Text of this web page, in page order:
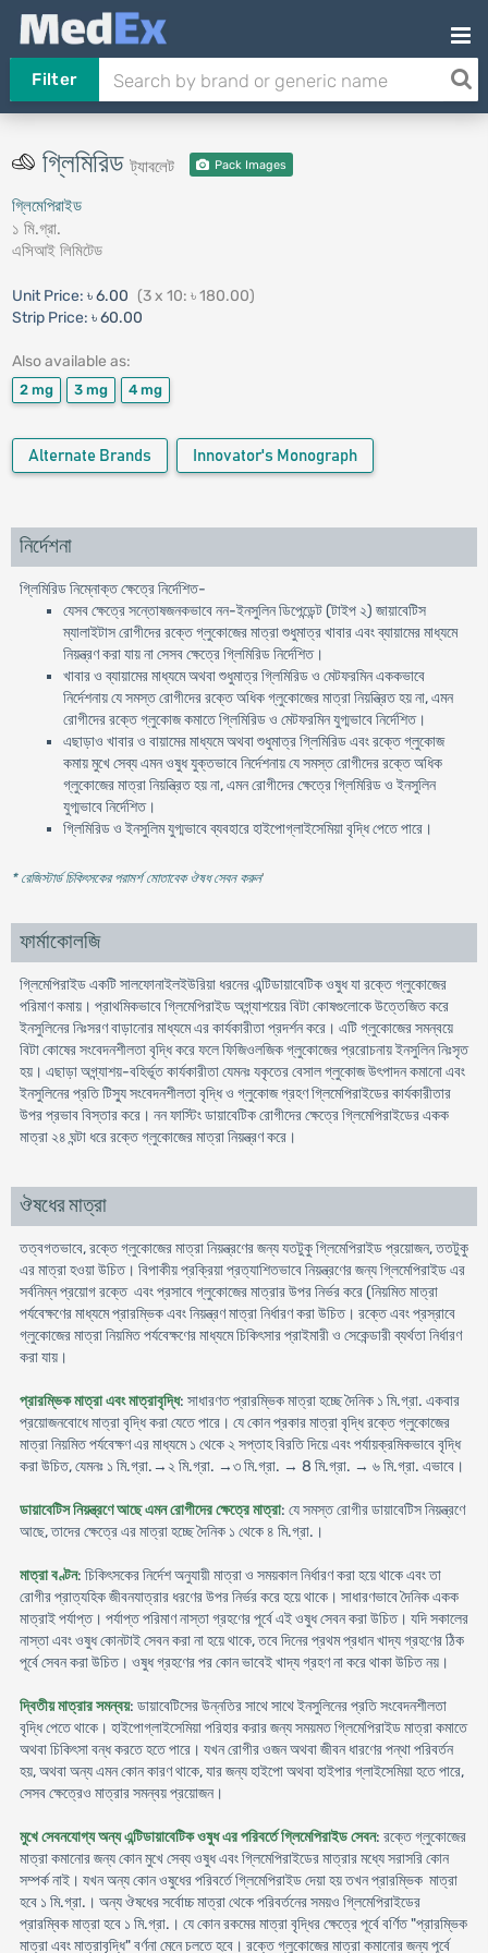
Filter
গ্লিমিরিডট্যাবলেট Pack Images
গ্লিমেপিরাইড
১ মি.গ্রা.
এসিআই লিমিটেড
Unit Price: ৳ 6.00 (3 x 10: ৳ 180.00)
Strip Price: ৳ 60.00
Also available as:
2 mg 3 mg 4 mg
Alternate Brands Innovator's Monograph
নির্দেশনা
গ্লিমিরিড নিম্নোক্ত ক্ষেত্রে নির্দেশিত-
যেসব ক্ষেত্রে সন্তোষজনকভাবে নন-ইনসুলিন ডিপেন্ডেন্ট (টাইপ ২) জায়াবেটিস
ম্যালাইটাস রোগীদের রক্তে গ্লুকোজের মাত্রা শুধুমাত্র খাবার এবং ব্যায়ামের মাধ্যমে
নিয়ন্ত্রণ করা যায় না সেসব ক্ষেত্রে গ্লিমিরিড নির্দেশিত।
খাবার ও ব্যায়ামের মাধ্যমে অথবা শুধুমাত্র গ্লিমিরিড ও মেটফরমিন এককভাবে
নির্দেশনায় যে সমস্ত রোগীদের রক্তে অধিক গ্লুকোজের মাত্রা নিয়ন্ত্রিত হয় না, এমন
রোগীদের রক্তে গ্লুকোজ কমাতে গ্লিমিরিড ও মেটফরমিন যুগ্মভাবে নির্দেশিত।
এছাড়াও খাবার ও বায়ামের মাধ্যমে অথবা শুধুমাত্র গ্লিমিরিড এবং রক্তে গ্লুকোজ
কমায় মুখে সেব্য এমন ওষুধ যুক্তভাবে নির্দেশনায় যে সমস্ত রোগীদের রক্তে অধিক
গ্লুকোজের মাত্রা নিয়ন্ত্রিত হয় না, এমন রোগীদের ক্ষেত্রে গ্লিমিরিড ও ইনসুলিন
যুগ্মভাবে নির্দেশিত।
গ্লিমিরিড ও ইনসুলিম যুগ্মভাবে ব্যবহারে হাইপোগ্লাইসেমিয়া বৃদ্ধি পেতে পারে।
* রেজিস্টার্ড চিকিৎসকের পরামর্শ মোতাবেক ঔষধ সেবন করুন'
ফার্মাকোলজি
গ্লিমেপিরাইড একটি সালফোনাইলইউরিয়া ধরনের এন্টিডায়াবেটিক ওষুধ যা রক্তে গ্লুকোজের
পরিমাণ কমায়। প্রাথমিকভাবে গ্লিমেপিরাইড অগ্ন্যাশয়ের বিটা কোষগুলোকে উত্তেজিত করে
ইনসুলিনের নিঃসরণ বাড়ানোর মাধ্যমে এর কার্যকারীতা প্রদর্শন করে। এটি গ্লুকোজের সমন্বয়ে
বিটা কোষের সংবেদনশীলতা বৃদ্ধি করে ফলে ফিজিওলজিক গ্লুকোজের প্ররোচনায় ইনসুলিন নিঃসৃত
হয়। এছাড়া অগ্ন্যাশয়-বহির্ভূত কার্যকারীতা যেমনঃ যকৃতের বেসাল গ্লুকোজ উৎপাদন কমানো এবং
ইনসুলিনের প্রতি টিস্যু সংবেদনশীলতা বৃদ্ধি ও গ্লুকোজ গ্রহণ গ্লিমেপিরাইডের কার্যকারীতার
উপর প্রভাব বিস্তার করে। নন ফাস্টিং ডায়াবেটিক রোগীদের ক্ষেত্রে গ্লিমেপিরাইডের একক
মাত্রা ২৪ ঘন্টা ধরে রক্তে গ্লুকোজের মাত্রা নিয়ন্ত্রণ করে।
ঔষধের মাত্রা
তত্বগতভাবে, রক্তে গ্লুকোজের মাত্রা নিয়ন্ত্রণের জন্য যতটুকু গ্লিমেপিরাইড প্রয়োজন, ততটুকু
এর মাত্রা হওয়া উচিত। বিপাকীয় প্রক্রিয়া প্রত্যাশিতভাবে নিয়ন্ত্রণের জন্য গ্লিমেপিরাইড এর
সর্বনিম্ন প্রয়োগ রক্তে এবং প্রসাবে গ্লুকোজের মাত্রার উপর নির্ভর করে (নিয়মিত মাত্রা
পর্যবেক্ষণের মাধ্যমে প্রারম্ভিক এবং নিয়ন্ত্রণ মাত্রা নির্ধারণ করা উচিত। রক্তে এবং প্রস্রাবে
গ্লুকোজের মাত্রা নিয়মিত পর্যবেক্ষণের মাধ্যমে চিকিৎসার প্রাইমারী ও সেকেন্ডারী ব্যর্থতা নির্ধারণ
করা যায়।
প্রারম্ভিক মাত্রা এবং মাত্রাবৃদ্ধি: সাধারণত প্রারম্ভিক মাত্রা হচ্ছে দৈনিক ১ মি.গ্রা. একবার
প্রয়োজনবোধে মাত্রা বৃদ্ধি করা যেতে পারে। যে কোন প্রকার মাত্রা বৃদ্ধি রক্তে গ্লুকোজের
মাত্রা নিয়মিত পর্যবেক্ষণ এর মাধ্যমে ১ থেকে ২ সপ্তাহ বিরতি দিয়ে এবং পর্যায়ক্রমিকভাবে বৃদ্ধি
করা উচিত, যেমনঃ ১ মি.গ্রা.→২ মি.গ্রা. →৩ মি.গ্রা. → 8 মি.গ্রা. → ৬ মি.গ্রা. এভাবে।
ডায়াবেটিস নিয়ন্ত্রণে আছে এমন রোগীদের ক্ষেত্রে মাত্রা: যে সমস্ত রোগীর ডায়াবেটিস নিয়ন্ত্রণে
আছে, তাদের ক্ষেত্রে এর মাত্রা হচ্ছে দৈনিক ১ থেকে ৪ মি.গ্রা.।
মাত্রা বণ্টন: চিকিৎসকের নির্দেশ অনুযায়ী মাত্রা ও সময়কাল নির্ধারণ করা হয়ে থাকে এবং তা
রোগীর প্রাত্যহিক জীবনযাত্রার ধরণের উপর নির্ভর করে হয়ে থাকে। সাধারণভাবে দৈনিক একক
মাত্রাই পর্যাপ্ত। পর্যাপ্ত পরিমাণ নাস্তা গ্রহণের পূর্বে এই ওষুধ সেবন করা উচিত। যদি সকালের
নাস্তা এবং ওষুধ কোনটাই সেবন করা না হয়ে থাকে, তবে দিনের প্রথম প্রধান খাদ্য গ্রহণের ঠিক
পূর্বে সেবন করা উচিত। ওষুধ গ্রহণের পর কোন ভাবেই খাদ্য গ্রহণ না করে থাকা উচিত নয়।
দ্বিতীয় মাত্রার সমন্বয়: ডায়াবেটিসের উন্নতির সাথে সাথে ইনসুলিনের প্রতি সংবেদনশীলতা
বৃদ্ধি পেতে থাকে। হাইপোগ্লাইসেমিয়া পরিহার করার জন্য সময়মত গ্লিমেপিরাইড মাত্রা কমাতে
অথবা চিকিৎসা বন্ধ করতে হতে পারে। যখন রোগীর ওজন অথবা জীবন ধারণের পন্থা পরিবর্তন
হয়, অথবা অন্য এমন কোন কারণ থাকে, যার জন্য হাইপো অথবা হাইপার গ্লাইসেমিয়া হতে পারে,
সেসব ক্ষেত্রেও মাত্রার সমন্বয় প্রয়োজন।
মুখে সেবনযোগ্য অন্য এন্টিডায়াবেটিক ওষুধ এর পরিবর্তে গ্লিমেপিরাইড সেবন: রক্তে গ্লুকোজের
মাত্রা কমানোর জন্য কোন মুখে সেব্য ওষুধ এবং গ্লিমেপিরাইডের মাত্রার মধ্যে সরাসরি কোন
সম্পর্ক নাই। যখন অন্য কোন ওষুধের পরিবর্তে গ্লিমেপিরাইড দেয়া হয় তখন প্রারম্ভিক মাত্রা
হবে ১ মি.গ্রা.। অন্য ঔষধের সর্বোচ্চ মাত্রা থেকে পরিবর্তনের সময়ও গ্লিমেপিরাইডের
প্রারম্বিক মাত্রা হবে ১ মি.গ্রা.। যে কোন রকমের মাত্রা বৃদ্ধির ক্ষেত্রে পূর্বে বর্ণিত "প্রারম্ভিক
মাত্রা এবং মাত্রাবৃদ্ধি" বর্ণনা মেনে চলতে হবে। রক্তে গ্লুকোজের মাত্রা কমানোর জন্য পূর্বে